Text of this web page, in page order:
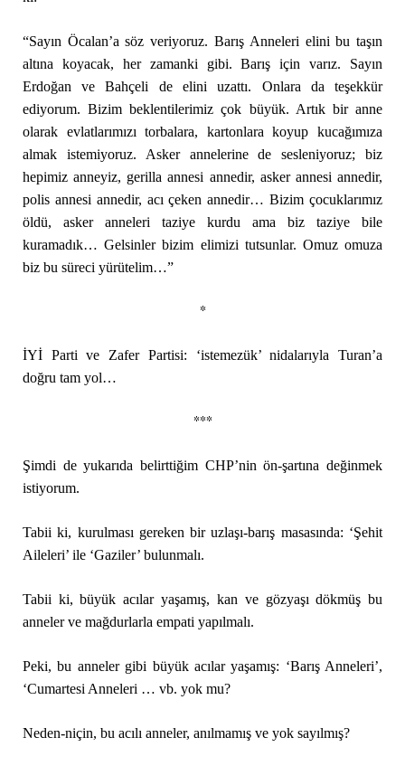
“Sayın Öcalan’a söz veriyoruz. Barış Anneleri elini bu taşın
altına koyacak, her zamanki gibi. Barış için varız. Sayın
Erdoğan ve Bahçeli de elini uzattı. Onlara da teşekkür
ediyorum. Bizim beklentilerimiz çok büyük. Artık bir anne
olarak evlatlarımızı torbalara, kartonlara koyup kucağımıza
almak istemiyoruz. Asker annelerine de sesleniyoruz; biz
hepimiz anneyiz, gerilla annesi annedir, asker annesi annedir,
polis annesi annedir, acı çeken annedir… Bizim çocuklarımız
öldü, asker anneleri taziye kurdu ama biz taziye bile
kuramadık… Gelsinler bizim elimizi tutsunlar. Omuz omuza
biz bu süreci yürütelim…”
*
İYİ Parti ve Zafer Partisi: ‘istemezük’ nidalarıyla Turan’a
doğru tam yol…
***
Şimdi de yukarıda belirttiğim CHP’nin ön-şartına değinmek
istiyorum.
Tabii ki, kurulması gereken bir uzlaşı-barış masasında: ‘Şehit
Aileleri’ ile ‘Gaziler’ bulunmalı.
Tabii ki, büyük acılar yaşamış, kan ve gözyaşı dökmüş bu
anneler ve mağdurlarla empati yapılmalı.
Peki, bu anneler gibi büyük acılar yaşamış: ‘Barış Anneleri’,
‘Cumartesi Anneleri … vb. yok mu?
Neden-niçin, bu acılı anneler, anılmamış ve yok sayılmış?